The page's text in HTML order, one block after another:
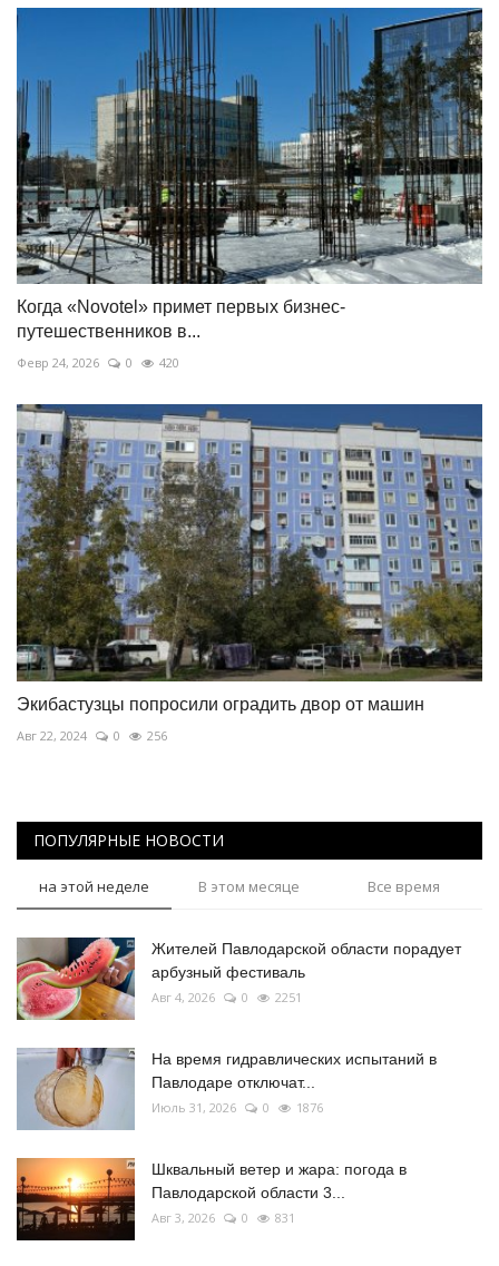
Когда «Novotel» примет первых бизнес-
путешественников в...
Февр 24, 2026 0 420
Экибастузцы попросили оградить двор от машин
Авг 22, 2024 0 256
ПОПУЛЯРНЫЕ НОВОСТИ
на этой неделе В этом месяце Все время
Жителей Павлодарской области порадует
арбузный фестиваль
Авг 4, 2026 0 2251
На время гидравлических испытаний в
Павлодаре отключат...
Июль 31, 2026 0 1876
Шквальный ветер и жара: погода в
Павлодарской области 3...
Авг 3, 2026 0 831